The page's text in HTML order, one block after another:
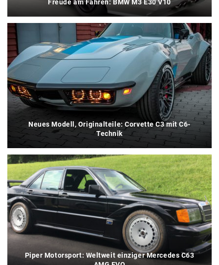
Freude am Fahren: BMW M3 E30 V10
Neues Modell, Originalteile: Corvette C3 mit C6-
Technik
Piper Motorsport: Weltweit einziger Mercedes C63